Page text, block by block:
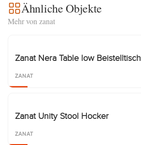
Ähnliche Objekte
Mehr von zanat
Zanat Nera Table low Beistelltisch
ZANAT
Zanat Unity Stool Hocker
ZANAT